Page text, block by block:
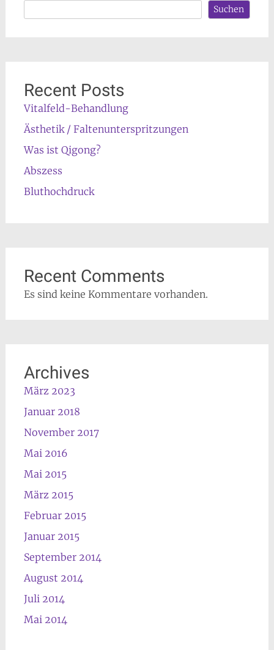
Suchen
Recent Posts
Vitalfeld-Behandlung
Ästhetik / Faltenunterspritzungen
Was ist Qigong?
Abszess
Bluthochdruck
Recent Comments
Es sind keine Kommentare vorhanden.
Archives
März 2023
Januar 2018
November 2017
Mai 2016
Mai 2015
März 2015
Februar 2015
Januar 2015
September 2014
August 2014
Juli 2014
Mai 2014